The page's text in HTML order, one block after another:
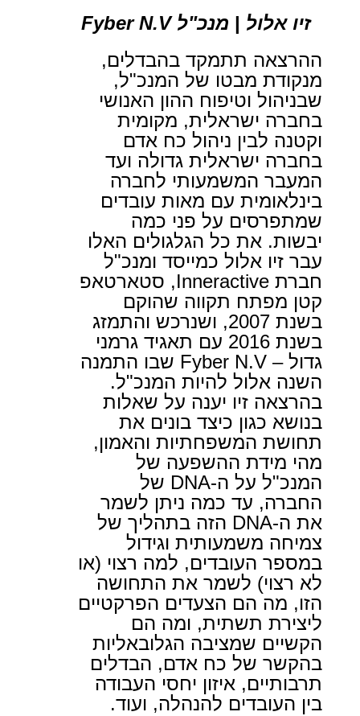
זיו אלול | מנכ"ל Fyber N.V
ההרצאה תתמקד בהבדלים,
מנקודת מבטו של המנכ"ל,
שבניהול וטיפוח ההון האנושי
בחברה ישראלית, מקומית
וקטנה לבין ניהול כח אדם
בחברה ישראלית גדולה ועד
המעבר המשמעותי לחברה
בינלאומית עם מאות עובדים
שמתפרסים על פני כמה
יבשות. את כל הגלגולים האלו
עבר זיו אלול כמייסד ומנכ"ל
חברת Inneractive, סטארטאפ
קטן מפתח תקווה שהוקם
בשנת 2007, ושנרכש והתמזג
בשנת 2016 עם תאגיד גרמני
גדול – Fyber N.V שבו התמנה
השנה אלול להיות המנכ"ל.
בהרצאה זיו יענה על שאלות
בנושא כגון כיצד בונים את
תחושת המשפחתיות והאמון,
מהי מידת ההשפעה של
המנכ"ל על ה-DNA של
החברה, עד כמה ניתן לשמר
את ה-DNA הזה בתהליך של
צמיחה משמעותית וגידול
במספר העובדים, למה רצוי (או
לא רצוי) לשמר את התחושה
הזו, מה הם הצעדים הפרקטיים
ליצירת תשתית, ומה הם
הקשיים שמציבה הגלובאליות
בהקשר של כח אדם, הבדלים
תרבותיים, איזון יחסי העבודה
בין העובדים להנהלה, ועוד.